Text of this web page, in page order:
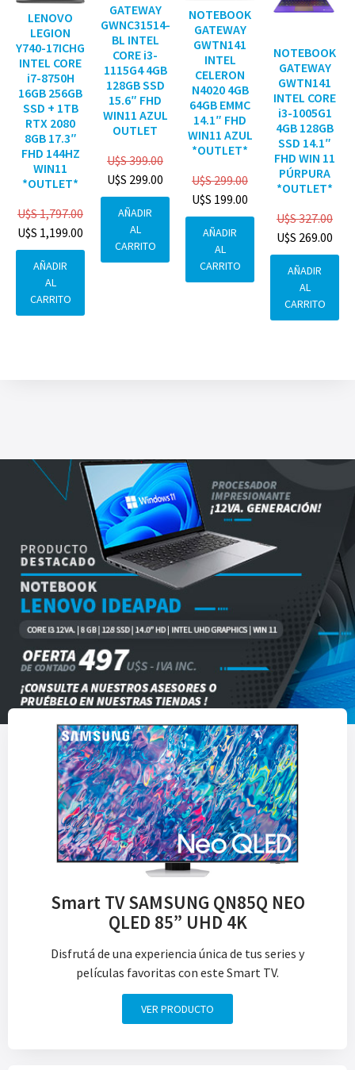
LENOVO
LEGION
Y740-17ICHG
INTEL CORE
i7-8750H
16GB 256GB
SSD + 1TB
RTX 2080
8GB 17.3″
FHD 144HZ
WIN11
*OUTLET*
U$S1,797.00
U$S 1,199.00
AÑADIR
AL
CARRITO
GATEWAY
GWNC31514-
BL INTEL
CORE i3-
1115G4 4GB
128GB SSD
15.6″ FHD
WIN11 AZUL
OUTLET
U$S399.00
U$S 299.00
AÑADIR
AL
CARRITO
NOTEBOOK
GATEWAY
GWTN141
INTEL
CELERON
N4020 4GB
64GB EMMC
14.1″ FHD
WIN11 AZUL
*OUTLET*
U$S299.00
U$S 199.00
AÑADIR
AL
CARRITO
NOTEBOOK
GATEWAY
GWTN141
INTEL CORE
i3-1005G1
4GB 128GB
SSD 14.1″
FHD WIN 11
PÚRPURA
*OUTLET*
U$S327.00
U$S 269.00
AÑADIR
AL
CARRITO
Smart TV SAMSUNG QN85Q NEO
QLED 85” UHD 4K
Disfrutá de una experiencia única de tus series y
películas favoritas con este Smart TV.
VER PRODUCTO